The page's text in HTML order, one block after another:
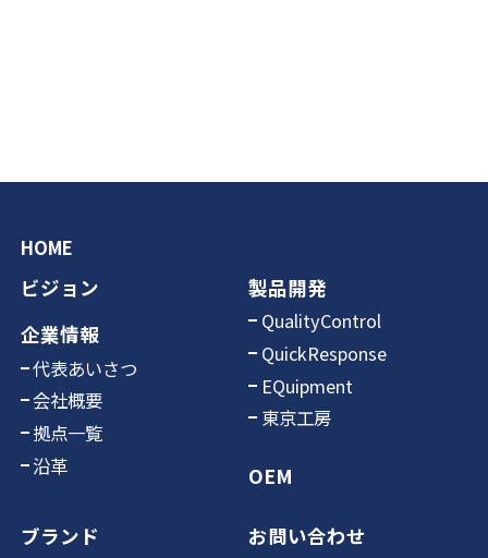
HOME
ビジョン
企業情報
代表あいさつ
会社概要
拠点一覧
沿革
製品開発
QualityControl
QuickResponse
EQuipment
東京工房
OEM
ブランド
お問い合わせ